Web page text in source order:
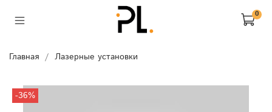
0
Главная Лазерные установки
-36%